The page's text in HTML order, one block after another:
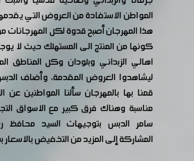
المواطن الاستفادة من العروض التي
هذا المهرجان أصبح قدوة لكل المهرجانات
كونها من المنتج الى المستهلك حيث لا
اهالي الزبداني وبلودان وكل المناطق
ليشاهدوا العروض المقدمة، وأضاف
قمنا بها بالمهرجان سألنا المواطنين عن
مناسبة وهناك فرق كبير مع الاسواق
سامر الدبس بتوجيهات السيد
المشاركة إلى المزيد من التخفيض